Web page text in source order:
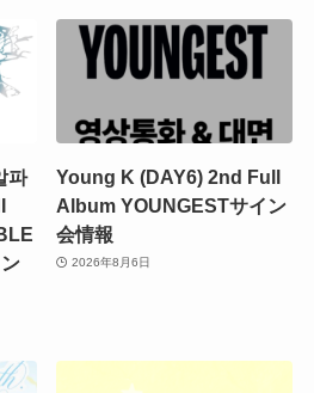
파
Young K (DAY6) 2nd Full
Album YOUNGESTサイン
会情報
2026年8月6日